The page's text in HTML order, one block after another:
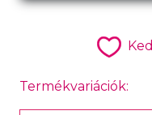
Termékvariációk: